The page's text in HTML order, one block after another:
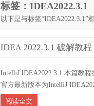
标签：IDEA2022.3.1
以下是与标签“IDEA2022.3.1”
IDEA 2022.3.1 破解教
IntelliJ IDEA2022.3.1 本篇教
官方最新版本为IntelliJ
阅读全文